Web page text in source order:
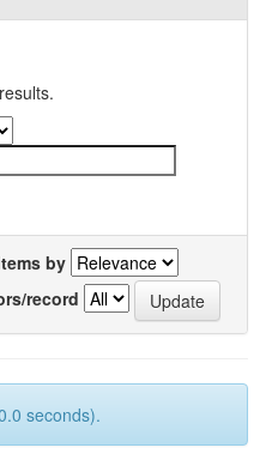
by
record
seconds).